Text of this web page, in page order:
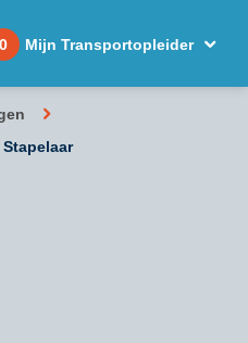
Mijn Transportopleider
0
Stapelaar